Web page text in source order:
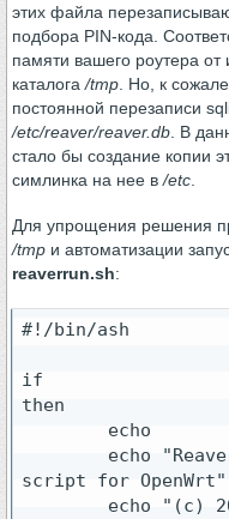
этих файла
подбора PIN-кода.
памяти вашего роутера от
каталога /tmp . Но, к
постоянной перезаписи
/etc/reaver/reaver.db . В
стало бы создание копии
симлинка на нее в /etc
Для упрощения решения
/tmp и автоматизации
reaverrun.sh:
#!/bin/ash
if
then
script for OpenWrt"